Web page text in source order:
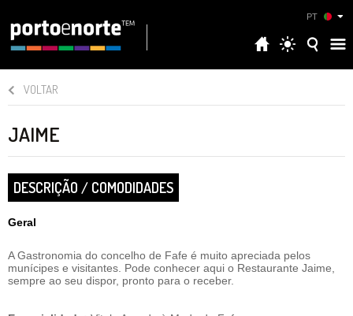
PT
VOLTAR
JAIME
DESCRIÇÃO / COMODIDADES
Geral
A Gastronomia do concelho de Fafe é muito apreciada pelos
munícipes e visitantes. Pode conhecer aqui o Restaurante Jaime,
sempre ao seu dispor, pronto para o receber.